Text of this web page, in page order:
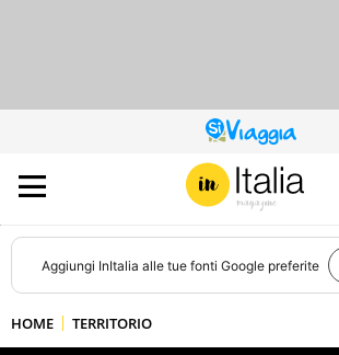
QUESTO
SITO
CONTRIBUISCE
ALL’AUDIENCE
DI
Aggiungi InItalia alle tue fonti Google preferite
HOME TERRITORIO